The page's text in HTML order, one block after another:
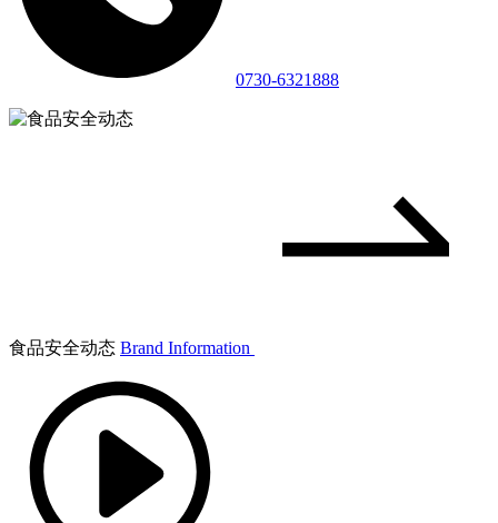
0730-6321888
食品安全动态 Brand Information